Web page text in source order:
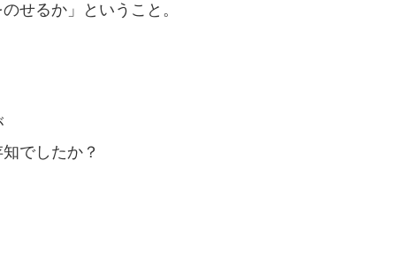
せるか」ということ。
でしたか？